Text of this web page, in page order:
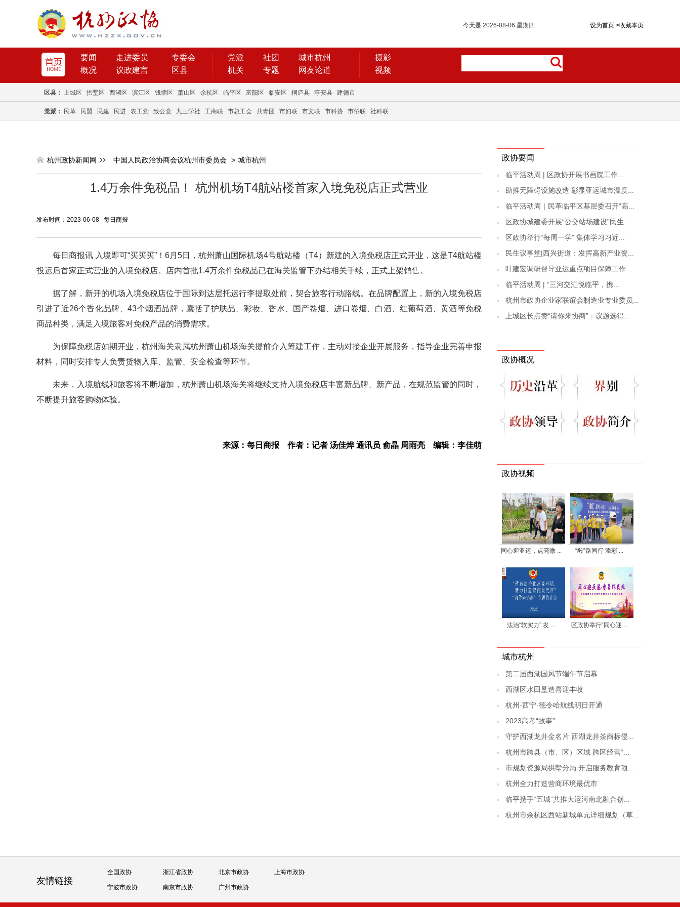
设为首页 >收藏本页
今天是 2026-08-06 星期四
要闻 走进委员
专委会
概况
议政建言 区县
党派 社团
城市杭州
机关
专题 网友论道
摄影
视频
区县： 上城区 拱墅区 西湖区 滨江区 钱塘区 萧山区 余杭区 临平区 富阳区 临安区 桐庐县 淳安县 建德市
党派： 民革 民盟 民建 民进 农工党 致公党 九三学社 工商联 市总工会 共青团 市妇联 市文联 市科协 市侨联 社科联
杭州政协新闻网 中国人民政治协商会议杭州市委员会 > 城市杭州
1.4万余件免税品！ 杭州机场T4航站楼首家入境免税店正式营业
发布时间：2023-06-08 每日商报
每日商报讯 入境即可“买买买”！6月5日，杭州萧山国际机场4号航站楼（T4）新建的入境免税店正式开业，这是T4航站楼
投运后首家正式营业的入境免税店。店内首批1.4万余件免税品已在海关监管下办结相关手续，正式上架销售。
据了解，新开的机场入境免税店位于国际到达层托运行李提取处前，契合旅客行动路线。在品牌配置上，新的入境免税店
引进了近26个香化品牌、43个烟酒品牌，囊括了护肤品、彩妆、香水、国产卷烟、进口卷烟、白酒、红葡萄酒、黄酒等免税
商品种类，满足入境旅客对免税产品的消费需求。
为保障免税店如期开业，杭州海关隶属杭州萧山机场海关提前介入筹建工作，主动对接企业开展服务，指导企业完善申报
材料，同时安排专人负责货物入库、监管、安全检查等环节。
未来，入境航线和旅客将不断增加，杭州萧山机场海关将继续支持入境免税店丰富新品牌、新产品，在规范监管的同时，
不断提升旅客购物体验。
来源：每日商报 作者：记者 汤佳烨 通讯员 俞晶 周雨亮 编辑：李佳萌
政协要闻
临平活动周 | 区政协开展书画院工作...
助推无障碍设施改造 彰显亚运城市温度...
临平活动周｜民革临平区基层委召开“高...
区政协城建委开展“公交站场建设”民生...
区政协举行“每周一学” 集体学习习近...
民生议事堂|西兴街道：发挥高新产业资...
叶建宏调研督导亚运重点项目保障工作
临平活动周 | “三河交汇悦临平，携...
杭州市政协企业家联谊会制造业专业委员...
上城区长点赞“请你来协商”：议题选得...
政协概况
政协视频
同心迎亚运，点亮微 ... “毅”路同行 添彩 ...
法治“软实力” 发 ... 区政协举行“同心迎 ...
城市杭州
第二届西湖国风节端午节启幕
西湖区水田垦造喜迎丰收
杭州-西宁-德令哈航线明日开通
2023高考“故事”
守护西湖龙井金名片 西湖龙井茶商标侵...
杭州市跨县（市、区）区域 跨区经营“...
市规划资源局拱墅分局 开启服务教育项...
杭州全力打造营商环境最优市
临平携手“五城”共推大运河南北融合创...
杭州市余杭区西站新城单元详细规划（草...
友情链接
全国政协 浙江省政协 北京市政协 上海市政协
宁波市政协 南京市政协 广州市政协